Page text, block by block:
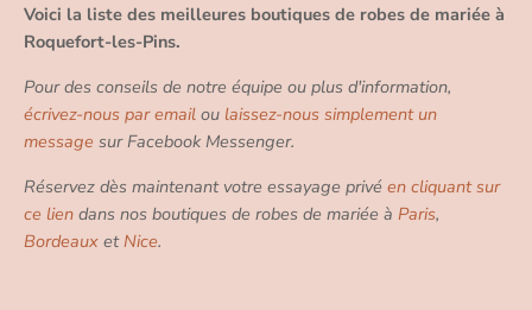
Voici la liste des meilleures boutiques de robes de mariée à
Roquefort-les-Pins.
Pour des conseils de notre équipe ou plus d'information,
écrivez-nous par emailou laissez-nous simplement un
message sur Facebook Messenger.
Réservez dès maintenant votre essayage privé en cliquant sur
ce liendans nos boutiques de robes de mariée à Paris,
BordeauxetNice.